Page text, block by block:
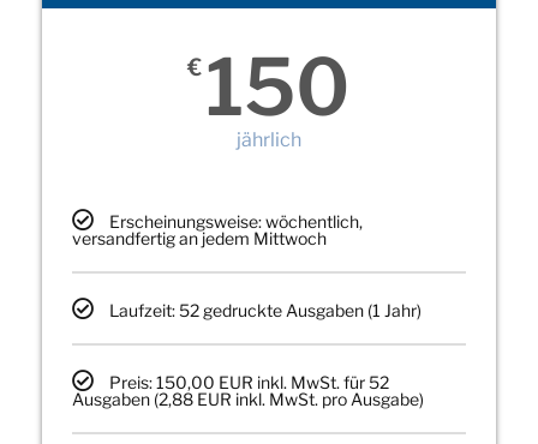
€ 150
jährlich
Erscheinungsweise: wöchentlich,
versandfertig an jedem Mittwoch
Laufzeit: 52 gedruckte Ausgaben (1 Jahr)
Preis: 150,00 EUR inkl. MwSt. für 52
Ausgaben (2,88 EUR inkl. MwSt. pro Ausgabe)